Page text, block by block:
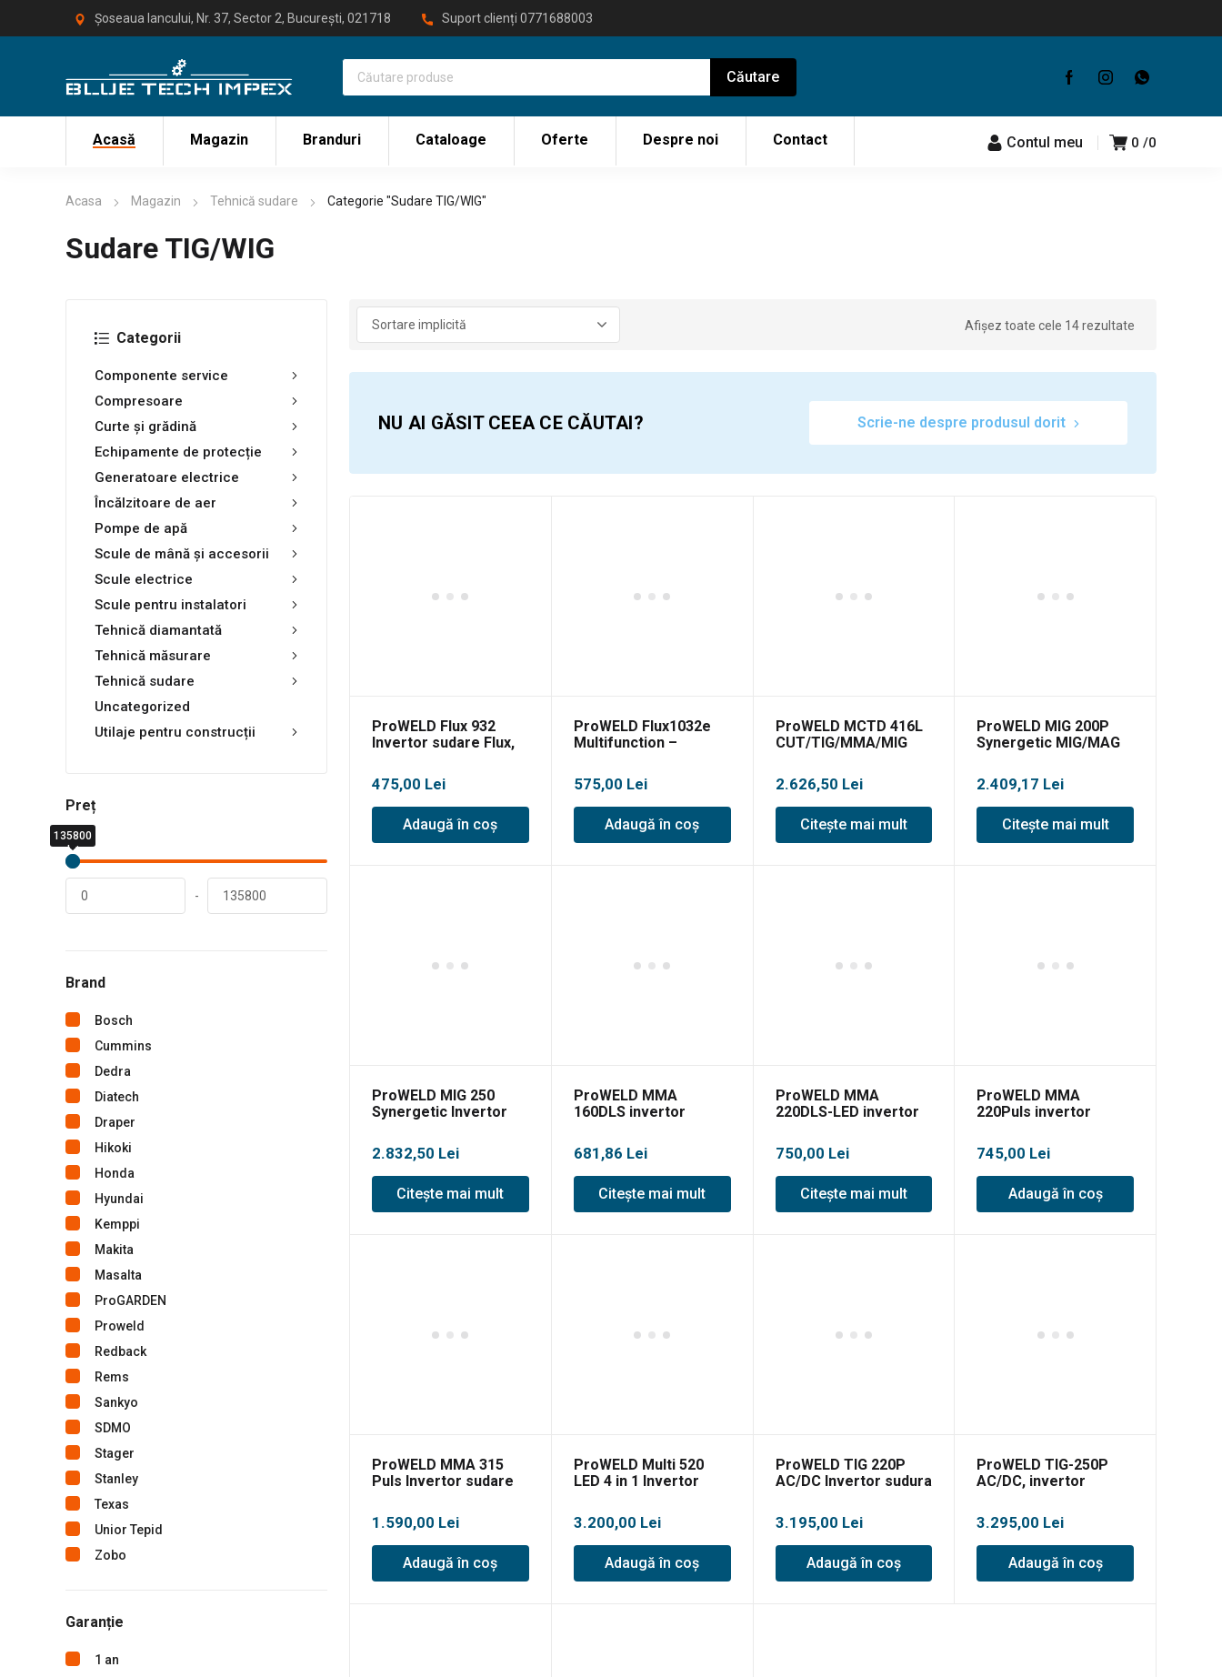
Șoseaua Iancului, Nr. 37, Sector 2, București, 021718 Suport clienți 0771688003
Acasă Magazin Branduri Cataloage Oferte Despre noi Contact 0 0
Contul meu
Acasa Magazin Tehnică sudare Categorie "Sudare TIG/WIG"
Sudare TIG/WIG
Categorii
Componente service
Compresoare
Curte și grădină
Echipamente de protecție
Generatoare electrice
Încălzitoare de aer
Pompe de apă
Scule de mână și accesorii
Scule electrice
Scule pentru instalatori
Tehnică diamantată
Tehnică măsurare
Tehnică sudare
Uncategorized
Utilaje pentru construcții
Preț
0
lei
135800
lei
-
Brand
Bosch
Cummins
Dedra
Diatech
Draper
Hikoki
Honda
Hyundai
Kemppi
Makita
Masalta
ProGARDEN
Proweld
Redback
Rems
Sankyo
SDMO
Stager
Stanley
Texas
Unior Tepid
Zobo
Garanție
1 an
Afișez toate cele 14 rezultate
NU AI GĂSIT CEEA CE CĂUTAI? Scrie-ne despre produsul dorit
ProWELD Flux 932
Invertor sudare Flux,
475,00 Lei
Adaugă în coș
ProWELD Flux1032e
Multifunction –
MMA si TIG
575,00 Lei
Adaugă în coș
ProWELD MCTD 416L
CUT/TIG/MMA/MIG
2.626,50 Lei
Citește mai mult
ProWELD MIG 200P
Synergetic MIG/MAG
2.409,17 Lei
Citește mai mult
ProWELD MIG 250
Synergetic Invertor
MIG/MAG, MMA,
LiftTIG
2.832,50 Lei
Citește mai mult
ProWELD MMA
160DLS invertor
681,86 Lei
Citește mai mult
ProWELD MMA
220DLS-LED invertor
G4
750,00 Lei
Citește mai mult
ProWELD MMA
220Puls invertor
G5
745,00 Lei
Adaugă în coș
ProWELD MMA 315
Puls Invertor sudare
1.590,00 Lei
Adaugă în coș
ProWELD Multi 520
LED 4 in 1 Invertor
3.200,00 Lei
Adaugă în coș
ProWELD TIG 220P
AC/DC Invertor sudura
3.195,00 Lei
Adaugă în coș
ProWELD TIG-250P
AC/DC, invertor
profesional
3.295,00 Lei
Adaugă în coș